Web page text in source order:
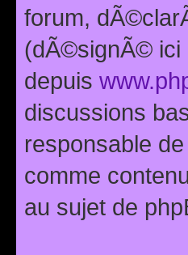
forum,
(dÃ©signÃ© ici
depuis
discussions
responsable
comme
au sujet de